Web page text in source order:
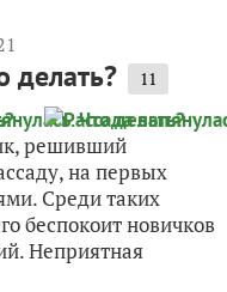
делать? 11
решивший
на первых
Среди таких
беспокоит новичков
Неприятная